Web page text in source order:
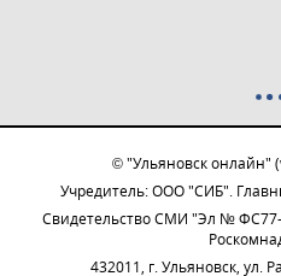
© "Ульяновск онлайн"
Учредитель: ООО "СИБ".
Свидетельство СМИ "Эл № ФС77-
432011, г. Ульяновск, ул.